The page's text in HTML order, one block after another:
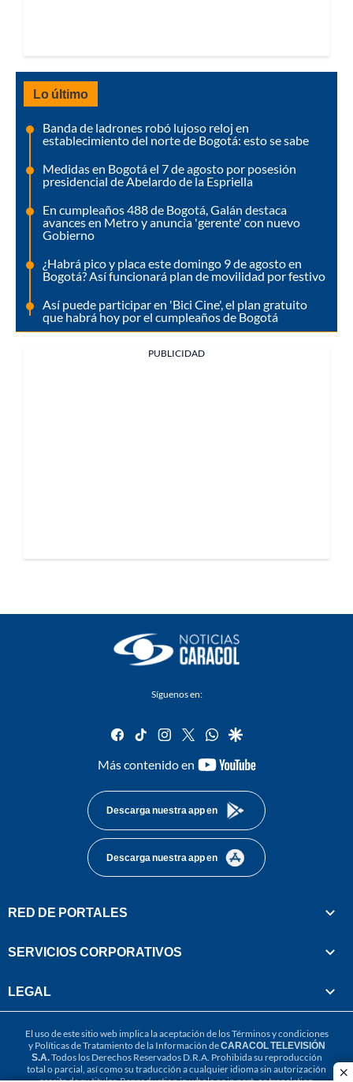
Lo último
Banda de ladrones robó lujoso reloj en
establecimiento del norte de Bogotá: esto se sabe
Medidas en Bogotá el 7 de agosto por posesión
presidencial de Abelardo de la Espriella
En cumpleaños 488 de Bogotá, Galán destaca
avances en Metro y anuncia 'gerente' con nuevo
Gobierno
¿Habrá pico y placa este domingo 9 de agosto en
Bogotá? Así funcionará plan de movilidad por festivo
Así puede participar en 'Bici Cine', el plan gratuito
que habrá hoy por el cumpleaños de Bogotá
PUBLICIDAD
Síguenos en:
facebook
tiktok instagram
twitterwhatsapp
google
Más contenido en
youtube-
Descarga nuestra app en
Descarga nuestra app en
RED DE PORTALES
SERVICIOS CORPORATIVOS
LEGAL
El uso de este sitio web implica la aceptación de losTérminos y condiciones
y Políticas de Tratamiento de la Información deCARACOL TELEVISIÓN
S.A.Todos los Derechos Reservados D.R.A. Prohibida su reproducción
total o parcial, así como su traducción a cualquier idioma sin autorización